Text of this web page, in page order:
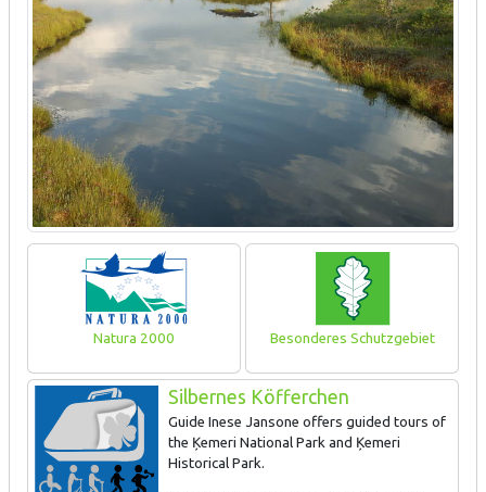
Natura 2000 Besonderes Schutzgebiet
Silbernes Köfferchen
Guide Inese Jansone offers guided tours of
the Ķemeri National Park and Ķemeri
Historical Park.